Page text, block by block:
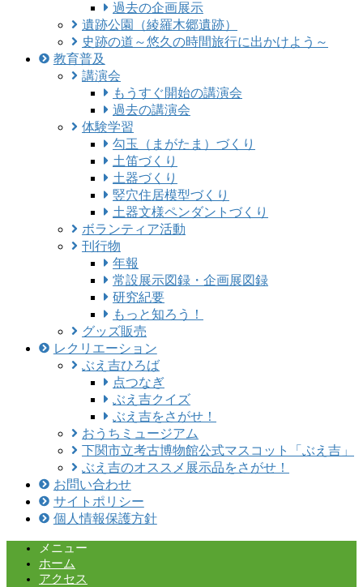
過去の企画展示
遺跡公園（綾羅木郷遺跡）
史跡の道～悠久の時間旅行に出かけよう～
教育普及
講演会
もうすぐ開始の講演会
過去の講演会
体験学習
勾玉（まがたま）づくり
土笛づくり
土器づくり
竪穴住居模型づくり
土器文様ペンダントづくり
ボランティア活動
刊行物
年報
常設展示図録・企画展図録
研究紀要
もっと知ろう！
グッズ販売
レクリエーション
ぶえ吉ひろば
点つなぎ
ぶえ吉クイズ
ぶえ吉をさがせ！
おうちミュージアム
下関市立考古博物館公式マスコット「ぶえ吉」
ぶえ吉のオススメ展示品をさがせ！
お問い合わせ
サイトポリシー
個人情報保護方針
メニュー
ホーム
アクセス